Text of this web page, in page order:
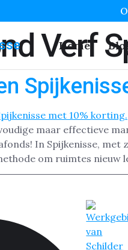
Home
Verf
maar effectieve
In Spijkenisse,
om ruimtes nieuw